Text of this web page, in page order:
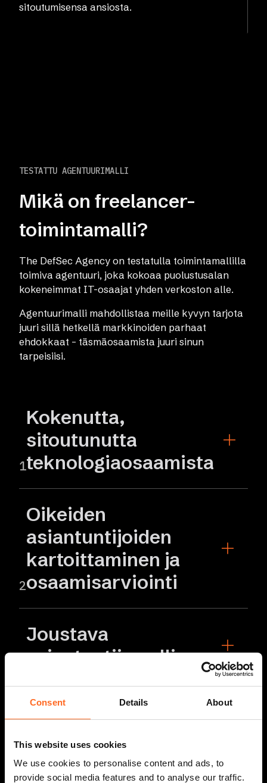
Consent Details About
This website uses cookies
We use cookies to personalise content and ads, to
provide social media features and to analyse our traffic.
sitoutumisensa ansiosta.
TESTATTU AGENTUURIMALLI
Mikä on freelancer-
toimintamalli?
The DefSec Agency on testatulla toimintamallilla
toimiva agentuuri, joka kokoaa puolustusalan
kokeneimmat IT-osaajat yhden verkoston alle.
Agentuurimalli mahdollistaa meille kyvyn tarjota
juuri sillä hetkellä markkinoiden parhaat
ehdokkaat – täsmäosaamista juuri sinun
tarpeisiisi.
1
Kokenutta,
sitoutunutta
teknologiaosaamista
2
Oikeiden
asiantuntijoiden
kartoittaminen ja
osaamisarviointi
Joustava
asiantuntijamalli